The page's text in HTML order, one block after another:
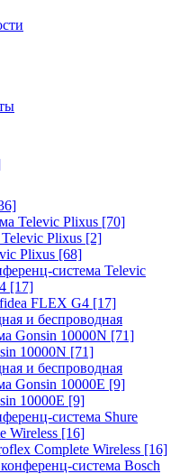
Televic Plixus [70]
Plixus [2]
Plixus [68]
система Televic
[17]
FLEX G4 [17]
и беспроводная
Gonsin 10000N [71]
10000N [71]
и беспроводная
Gonsin 10000E [9]
10000E [9]
система Shure
Wireless [16]
Complete Wireless [16]
система Bosch